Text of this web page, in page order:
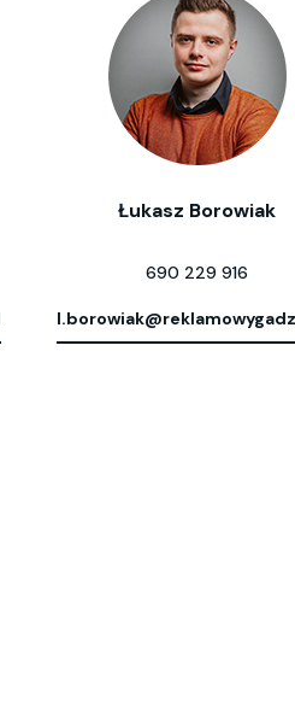
Łukasz Borowiak
690 229 916